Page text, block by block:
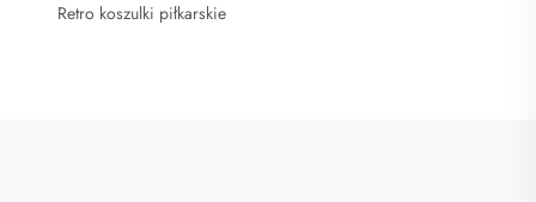
Retro koszulki piłkarskie